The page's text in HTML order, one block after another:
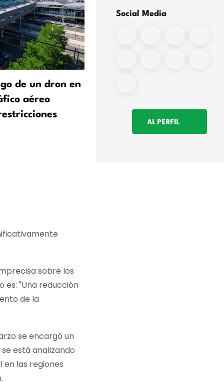
de un dron en
aéreo
«riesgo residual» para los
sobre los
es: "Una reducción
de la
se encargó un
está analizando
las regiones
Social Media
AL PERFIL